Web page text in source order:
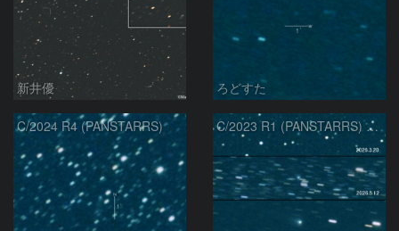
新井優 ろどすた
C/2024 R4 (PANSTARRS) C/2023 R1 (PANSTARRS) の変化